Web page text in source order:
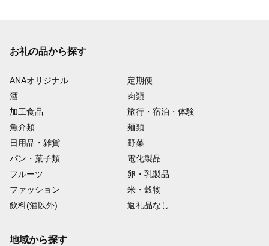
お礼の品から探す
ANAオリジナル
定期便
酒
肉類
加工食品
旅行・宿泊・体験
魚介類
麺類
日用品・雑貨
野菜
パン・菓子類
電化製品
フルーツ
卵・乳製品
ファッション
米・穀物
飲料(酒以外)
返礼品なし
地域から探す